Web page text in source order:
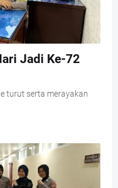
Jadi Ke-72
turut serta merayakan